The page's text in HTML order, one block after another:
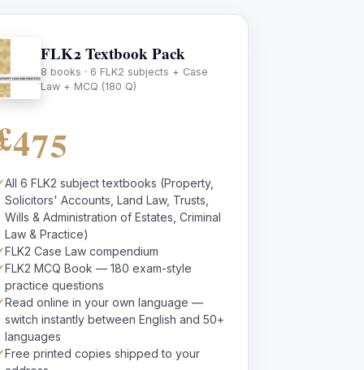
FLK2 Textbook Pack
8 books · 6 FLK2 subjects + Case
Law + MCQ (180 Q)
All 6 FLK2 subject textbooks (Property,
Solicitors' Accounts, Land Law, Trusts,
Wills & Administration of Estates, Criminal
Law & Practice)
FLK2 Case Law compendium
FLK2 MCQ Book — 180 exam-style
practice questions
Read online in your own language —
switch instantly between English and 50+
languages
Free printed copies shipped to your